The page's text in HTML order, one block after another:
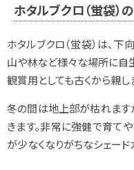
ホタルブクロ（蛍袋）
ホタルブクロ（蛍袋）は、
山や林など様々な場所に自
観賞用としても古くから親し
冬の間は地上部が枯れます
きます。非常に強健で育て
が少なくなりがちなシェード